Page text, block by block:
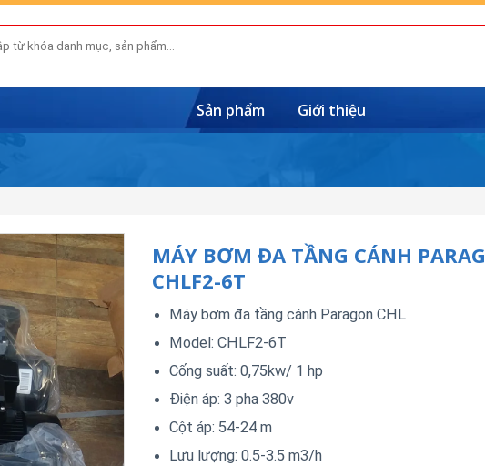
Sản phẩm Giới thiệu
MÁY BƠM ĐA TẦNG CÁNH
CHLF2-6T
Máy bơm đa tầng cánh Paragon CHL
Model: CHLF2-6T
Cống suất: 0,75kw/ 1 hp
Điện áp: 3 pha 380v
Cột áp: 54-24 m
Lưu lượng: 0.5-3.5 m3/h